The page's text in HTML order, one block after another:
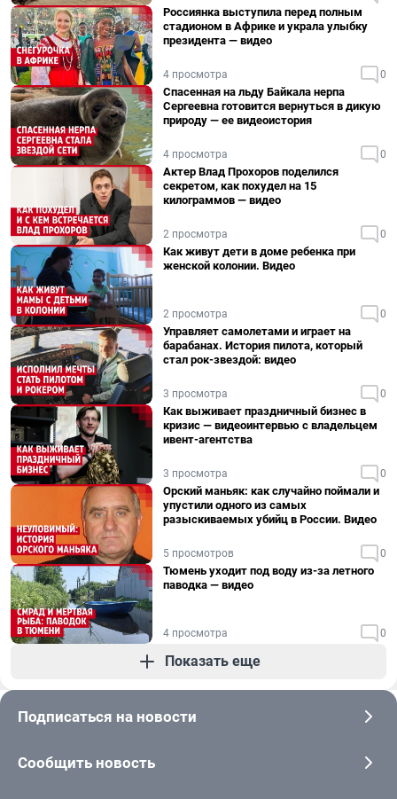
Россиянка выступила перед полным
стадионом в Африке и украла улыбку
президента — видео
4 просмотра 0
Спасенная на льду Байкала нерпа
Сергеевна готовится вернуться в дикую
природу — ее видеоистория
4 просмотра 0
Актер Влад Прохоров поделился
секретом, как похудел на 15
килограммов — видео
2 просмотра 0
Как живут дети в доме ребенка при
женской колонии. Видео
2 просмотра 0
Управляет самолетами и играет на
барабанах. История пилота, который
стал рок-звездой: видео
3 просмотра 0
Как выживает праздничный бизнес в
кризис — видеоинтервью с владельцем
ивент-агентства
3 просмотра 0
Орский маньяк: как случайно поймали и
упустили одного из самых
разыскиваемых убийц в России. Видео
5 просмотров 0
Тюмень уходит под воду из-за летного
паводка — видео
4 просмотра 0
Показать еще
Подписаться на новости
Сообщить новость